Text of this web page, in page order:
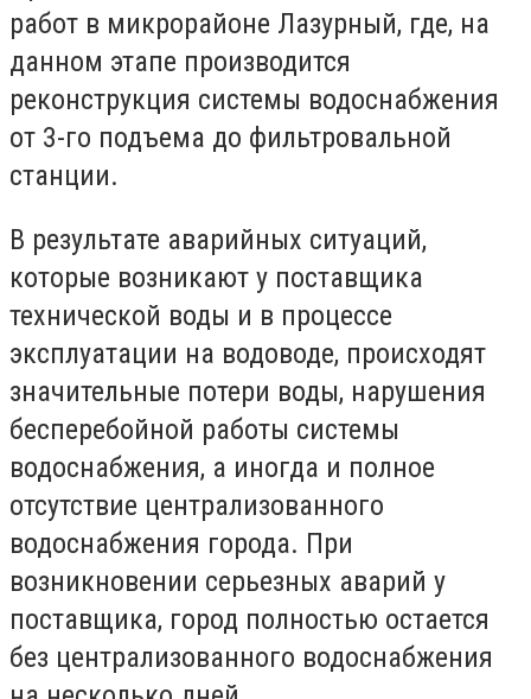
работ в микрорайоне Лазурный, где, на
данном этапе производится
реконструкция системы водоснабжения
от 3-го подъема до фильтровальной
станции.
В результате аварийных ситуаций,
которые возникают у поставщика
технической воды и в процессе
эксплуатации на водоводе, происходят
значительные потери воды, нарушения
бесперебойной работы системы
водоснабжения, а иногда и полное
отсутствие централизованного
водоснабжения города. При
возникновении серьезных аварий у
поставщика, город полностью остается
без централизованного водоснабжения